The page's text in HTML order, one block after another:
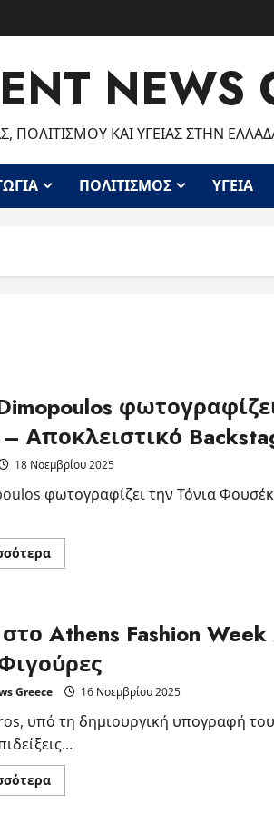
NEWS
ΠΟΛΙΤΙΣΜΟΎ ΚΑΙ ΥΓΕΊΑΣ ΣΤΗΝ
ΠΟΛΙΤΙΣΜΌΣ ΥΓΕΊΑ
Αποκλειστικό
18 Νοεμβρίου 2025
φωτογραφίζει την Τόνια
Read
more
φωτογραφίζει
την
Τόνια
Φουσέκη
στο
Golf
Γλυφάδας
–
Αποκλειστικό
Backstage
Athens Fashion
Greece 16 Νοεμβρίου 2025
υπό τη δημιουργική υπογραφή
Read
more